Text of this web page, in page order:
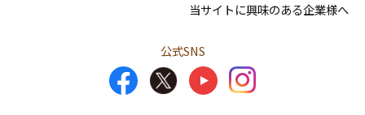
当サイトに興味のある企業様へ
公式SNS